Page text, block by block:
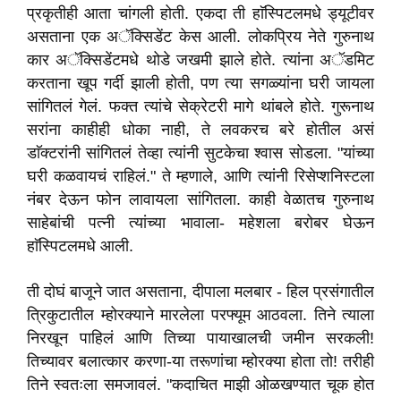
प्रकृतीही आता चांगली होती. एकदा ती हाॅस्पिटलमधे ड्यूटीवर
असताना एक अॅक्सिडेंट केस आली. लोकप्रिय नेते गुरुनाथ
कार अॅक्सिडेंटमधे थोडे जखमी झाले होते. त्यांना अॅडमिट
करताना खूप गर्दी झाली होती, पण त्या सगळ्यांना घरी जायला
सांगितलं गेलं. फक्त त्यांचे सेक्रेटरी मागे थांबले होते. गुरूनाथ
सरांना काहीही धोका नाही, ते लवकरच बरे होतील असं
डाॅक्टरांनी सांगितलं तेव्हा त्यांनी सुटकेचा श्वास सोडला. "यांच्या
घरी कळवायचं राहिलं." ते म्हणाले, आणि त्यांनी रिसेप्शनिस्टला
नंबर देऊन फोन लावायला सांगितला. काही वेळातच गुरुनाथ
साहेबांची पत्नी त्यांच्या भावाला- महेशला बरोबर घेऊन
हाॅस्पिटलमधे आली.
ती दोघं बाजूने जात असताना, दीपाला मलबार - हिल प्रसंगातील
त्रिकुटातील म्होरक्याने मारलेला परफ्यूम आठवला. तिने त्याला
निरखून पाहिलं आणि तिच्या पायाखालची जमीन सरकली!
तिच्यावर बलात्कार करणा-या तरूणांचा म्होरक्या होता तो! तरीही
तिने स्वतःला समजावलं. "कदाचित माझी ओळखण्यात चूक होत